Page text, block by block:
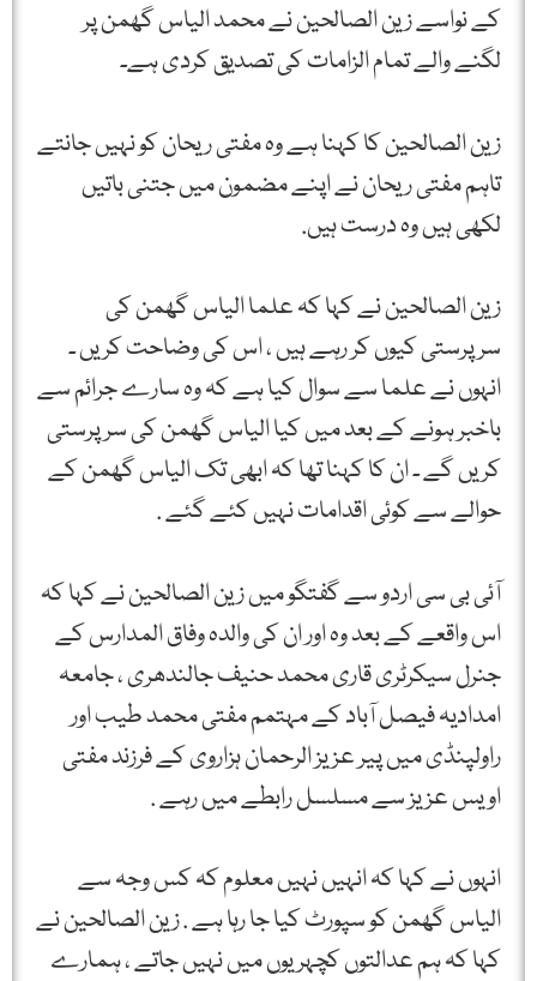
کے نواسے زین الصالحین نے محمد الیاس گھمن پر
لگنے والے تمام الزامات کی تصدیق کردی ہے۔
زین الصالحین کا کہنا ہے وہ مفتی ریحان کو نہیں جانتے
تاہم مفتی ریحان نے اپنے مضمون میں جتنی باتیں
لکھی ہیں وہ درست ہیں.
زین الصالحین نے کہا کہ علما الیاس گھمن کی
سرپرستی کیوں کر رہے ہیں ، اس کی وضاحت کریں ۔
انہوں نے علما سے سوال کیا ہے کہ وہ سارے جرائم سے
باخبر ہونے کے بعد میں کیا الیاس گھمن کی سر پرستی
کریں گے ۔ ان کا کہنا تھا کہ ابھی تک الیاس گھمن کے
حوالے سے کوئی اقدامات نہیں کئے گئے .
آئی بی سی اردو سے گفتگو میں زین الصالحین نے کہا کہ
اس واقعے کے بعد وہ اور ان کی والدہ وفاق المدارس کے
جنرل سیکرٹری قاری محمد حنیف جالندھری ، جامعہ
امدادیہ فیصل آباد کے مہتمم مفتی محمد طیب اور
راولپنڈی میں پیر عزیز الرحمان ہزاروی کے فرزند مفتی
اویس عزیز سے مسلسل رابطے میں رہے .
انہوں نے کہا کہ انہیں نہیں معلوم کہ کس وجہ سے
الیاس گھمن کو سپورٹ کیا جا رہا ہے . زین الصالحین نے
کہا کہ ہم عدالتوں کچہریوں میں نہیں جاتے ، ہمارے